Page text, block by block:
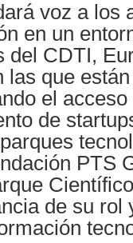
voz a los
en un
del CDTI,
que
el
de
PTS
de su rol